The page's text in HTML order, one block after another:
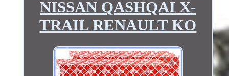
NISSAN QASHQAI X-
TRAIL RENAULT KO